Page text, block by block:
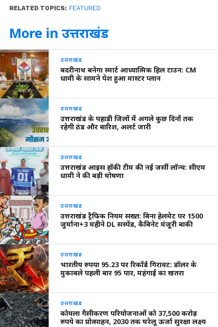
RELATED TOPICS: FEATURED
More in उत्तराखंड
उत्तराखंड
बदरीनाथ बनेगा स्मार्ट आध्यात्मिक हिल टाउन: CM
धामी के सामने पेश हुआ मास्टर प्लान
उत्तराखंड
उत्तराखंड के पहाड़ी जिलों में अगले कुछ दिनों तक
रहेगी ठंड और बारिश, अलर्ट जारी
उत्तराखंड
उत्तराखंड आइस हॉकी टीम की नई जर्सी लॉन्च: सीएम
धामी ने की बड़ी घोषणा
उत्तराखंड
उत्तराखंड ट्रैफिक नियम सख्त: बिना हेलमेट पर 1500
जुर्माना+3 महीने DL सस्पेंड, कैबिनेट मंजूरी बाकी
उत्तराखंड
भारतीय रुपया 95.23 पर रिकॉर्ड गिरावट: डॉलर के
मुकाबले पहली बार 95 पार, महंगाई का खतरा
उत्तराखंड
कोयला गैसीकरण परियोजनाओं को 37,500 करोड़
रुपये का प्रोत्साहन, 2030 तक घरेलू ऊर्जा सुरक्षा लक्ष्य